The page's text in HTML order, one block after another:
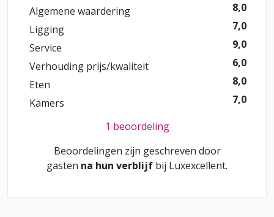
Algemene waardering
8,0
Ligging
7,0
Service
9,0
Verhouding prijs/kwaliteit
6,0
Eten
8,0
Kamers
7,0
1 beoordeling
Beoordelingen zijn geschreven door
gasten na hun verblijf bij Luxexcellent.